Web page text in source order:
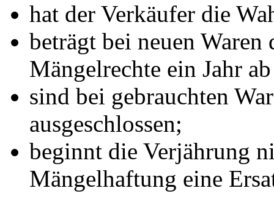
hat der Verkäufer die
beträgt bei neuen
Mängelrechte ein Jahr
sind bei gebrauchten
ausgeschlossen;
beginnt die Verjährung
Mängelhaftung eine